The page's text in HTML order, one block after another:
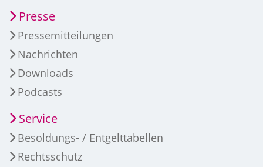
Presse
Pressemitteilungen
Nachrichten
Downloads
Podcasts
Service
Besoldungs- / Entgelttabellen
Rechtsschutz